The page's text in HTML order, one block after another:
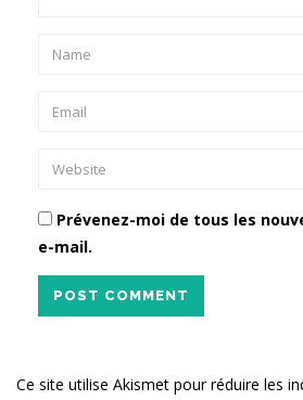
Prévenez-moi de tous les
e-mail.
POST COMMENT
Ce site utilise Akismet pour réduire les